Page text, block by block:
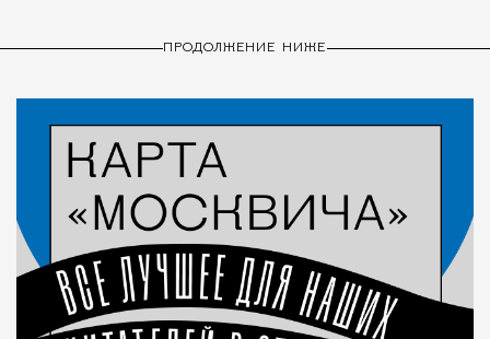
ПРОДОЛЖЕНИЕ НИЖЕ